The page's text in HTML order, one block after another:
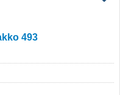
493